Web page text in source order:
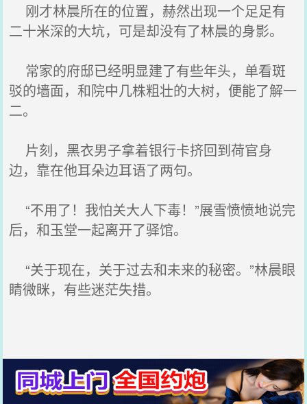
刚才林晨所在的位置，赫然出现一个足足有
二十米深的大坑，可是却没有了林晨的身影。
常家的府邸已经明显建了有些年头，单看斑
驳的墙面，和院中几株粗壮的大树，便能了解一
二。
片刻，黑衣男子拿着银行卡挤回到荷官身
边，靠在他耳朵边耳语了两句。
“不用了！我怕关大人下毒！”展雪愤愤地说完
后，和玉堂一起离开了驿馆。
“关于现在，关于过去和未来的秘密。”林晨眼
睛微眯，有些迷茫失措。